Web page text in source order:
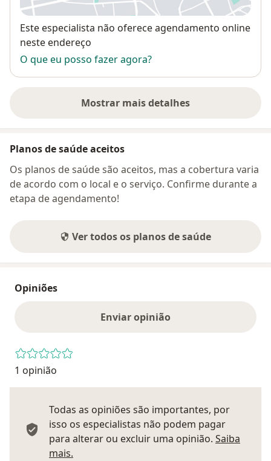
Disponibilidade
Este especialista não oferece agendamento online
neste endereço
O que eu posso fazer agora?
Mostrar mais detalhes
sobre o endereço
Planos de saúde aceitos
Os planos de saúde são aceitos, mas a cobertura varia
de acordo com o local e o serviço. Confirme durante a
etapa de agendamento!
Ver todos os planos de saúde
Opiniões
Enviar opinião
1 opinião
Todas as opiniões são importantes, por
isso os especialistas não podem pagar
para alterar ou excluir uma opinião. Saiba
mais.